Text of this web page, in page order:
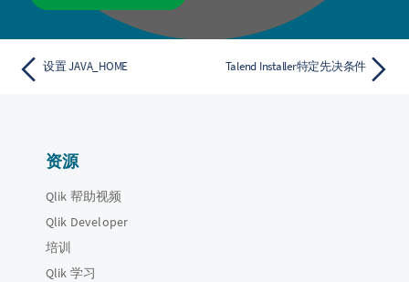
设置 JAVA_HOME Talend Installer特定先决条件
资源
Qlik 帮助视频
Qlik Developer
培训
Qlik 学习